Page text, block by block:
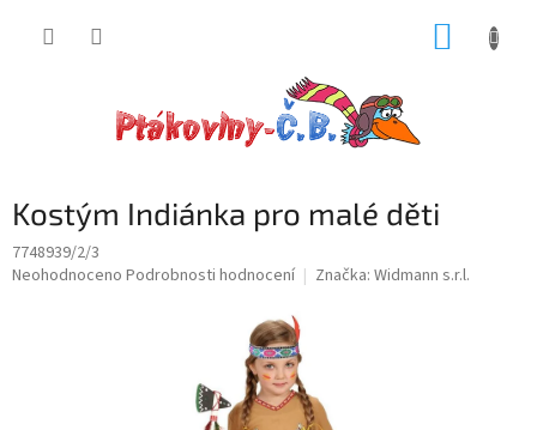
Kostým Indiánka pro malé děti
7748939/2/3
Průměrné
Neohodnoceno Podrobnosti hodnocení Značka: Widmann s.r.l.